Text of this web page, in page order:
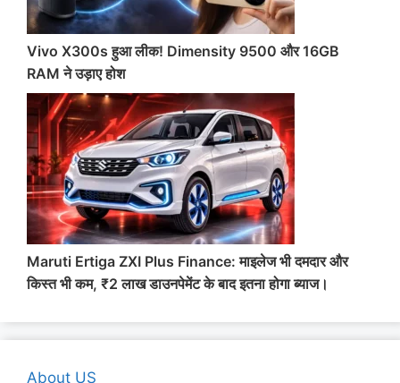
Vivo X300s हुआ लीक! Dimensity 9500 और 16GB
RAM ने उड़ाए होश
Maruti Ertiga ZXI Plus Finance: माइलेज भी दमदार और
किस्त भी कम, ₹2 लाख डाउनपेमेंट के बाद इतना होगा ब्याज।
About US